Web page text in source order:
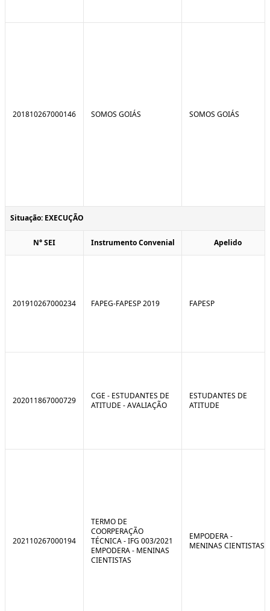
201810267000146 SOMOS GOIÁS SOMOS GOIÁS
Situação: EXECUÇÃO
N° SEI Instrumento Convenial Apelido
201910267000234 FAPEG-FAPESP 2019 FAPESP
202011867000729
CGE - ESTUDANTES DE
ATITUDE - AVALIAÇÃO
ESTUDANTES DE
ATITUDE
202110267000194
TERMO DE
COORPERAÇÃO
TÉCNICA - IFG 003/2021
EMPODERA - MENINAS
CIENTISTAS
EMPODERA -
MENINAS CIENTISTAS